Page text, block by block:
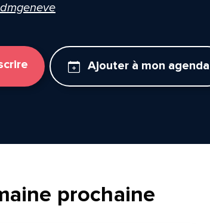
Ajouter à mon agenda
prochaine